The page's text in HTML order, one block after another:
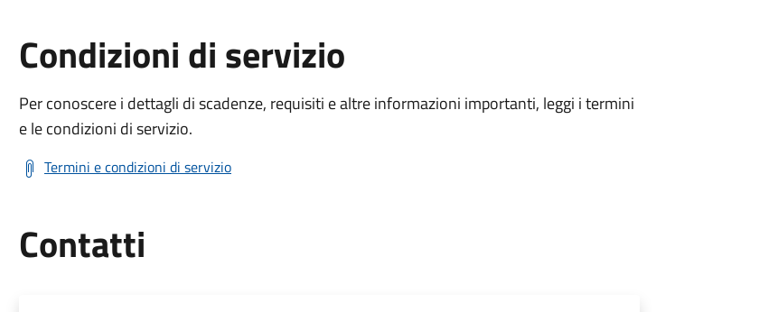
Condizioni di servizio
Per conoscere i dettagli di scadenze, requisiti e altre informazioni importanti, leggi i termini
e le condizioni di servizio.
Termini e condizioni di servizio
Contatti